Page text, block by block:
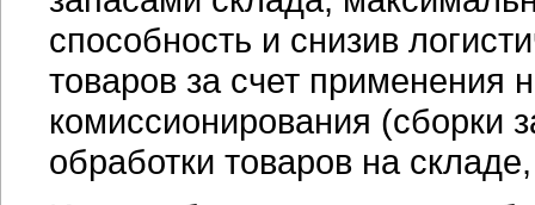
способность и снизив
товаров за счет
комиссионирования (сборки
обработки товаров на